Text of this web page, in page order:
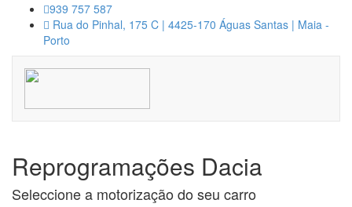
939 757 587
Rua do Pinhal, 175 C | 4425-170 Águas Santas | Maia -
Porto
Reprogramações Dacia
Seleccione a motorização do seu carro